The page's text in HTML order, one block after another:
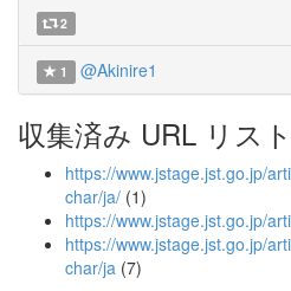
2
1 @Akinire1
収集済み URL リスト
https://www.jstage.jst.go.jp/
char/ja/ (1)
https://www.jstage.jst.go.jp/
https://www.jstage.jst.go.jp/
char/ja (7)